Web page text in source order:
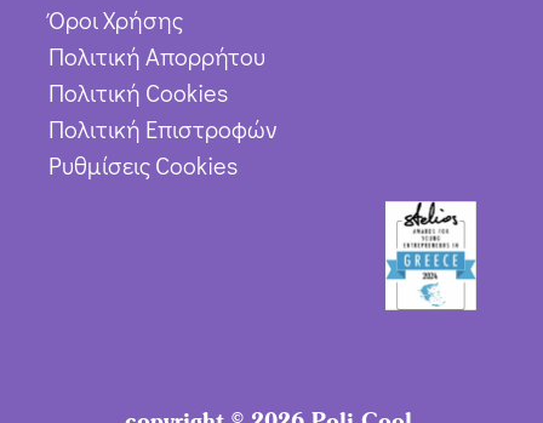
Όροι Χρήσης
Πολιτική Απορρήτου
Πολιτική Cookies
Πολιτική Επιστροφών
Ρυθμίσεις Cookies